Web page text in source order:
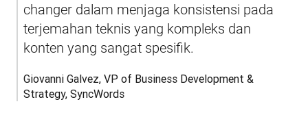
changer dalam menjaga konsistensi pada
terjemahan teknis yang kompleks dan
konten yang sangat spesifik.
Giovanni Galvez, VP of Business Development &
Strategy, SyncWords